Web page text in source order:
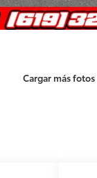
Cargar más fotos